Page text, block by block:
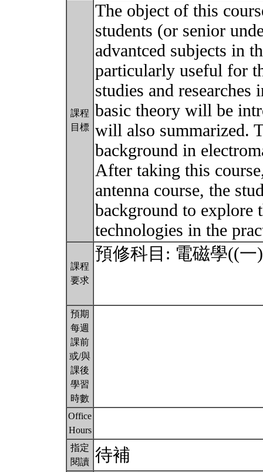
課程
目標
The object of this
students (or senior
advantced subjects in
particularly useful for
studies and
basic theory will be
will also summarized.
background in
After taking this
antenna course, the
background to explore
technologies in the
課程
要求
預修科目: 電磁學((一
預期
每週
課前
或/與
課後
學習
時數
Office
Hours
指定
閱讀 待補